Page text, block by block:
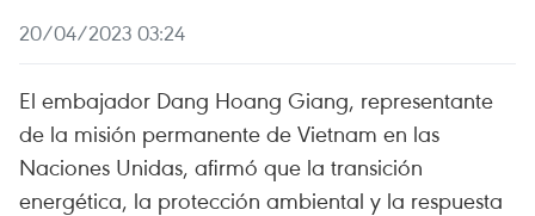
20/04/2023 03:24
El embajador Dang Hoang Giang, representante
de la misión permanente de Vietnam en las
Naciones Unidas, afirmó que la transición
energética, la protección ambiental y la respuesta